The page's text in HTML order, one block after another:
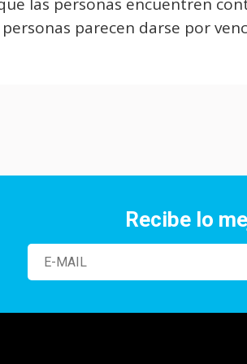
parecen darse por
Recibe lo